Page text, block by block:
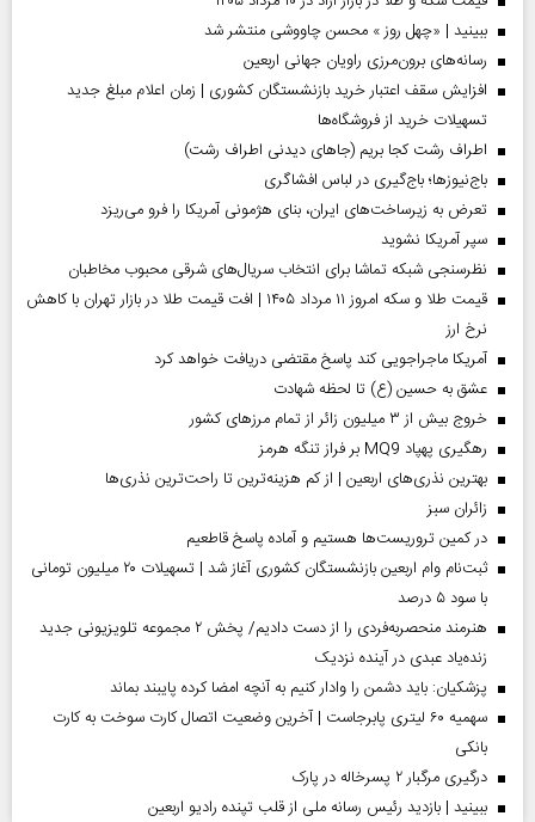
ببینید | «چهل روز » محسن چاووشی منتشر شد
رسانه‌های برون‌مرزی راویان جهانی اربعین
افزایش سقف اعتبار خرید بازنشستگان کشوری | زمان اعلام مبلغ جدید
تسهیلات خرید از فروشگاه‌ها
اطراف رشت کجا بریم (جاهای دیدنی اطراف رشت)
باج‌نیوزها؛ باج‌گیری در لباس افشاگری
تعرض به زیرساخت‌های ایران، بنای هژمونی آمریکا را فرو می‌ریزد
سپر آمریکا نشوید
نظرسنجی شبکه تماشا برای انتخاب سریال‌های شرقی محبوب مخاطبان
قیمت طلا و سکه امروز ۱۱ مرداد ۱۴۰۵ | افت قیمت طلا در بازار تهران با کاهش
نرخ ارز
آمریکا ماجراجویی کند پاسخ مقتضی دریافت خواهد کرد
عشق به حسین (ع) تا لحظه شهادت
خروج بیش از ۳ میلیون زائر از تمام مرز‌های کشور
رهگیری پهپاد MQ9 بر فراز تنگه هرمز
بهترین نذری‌های اربعین | از کم هزینه‌ترین تا راحت‌ترین نذری‌ها
‌زائران سبز
در کمین تروریست‌ها هستیم و آماده پاسخ قاطعیم
ثبت‌نام وام اربعین بازنشستگان کشوری آغاز شد | تسهیلات ۲۰ میلیون تومانی
با سود ۵ درصد
هنرمند منحصر‌به‌فردی را از دست دادیم/ پخش ۲ مجموعه تلویزیونی جدید
زنده‌یاد عبدی در آینده نزدیک
پزشکیان: باید دشمن را وادار کنیم به آنچه امضا کرده پایبند بماند
سهمیه ۶۰ لیتری پابرجاست | آخرین وضعیت اتصال کارت سوخت به کارت
بانکی
درگیری مرگبار ۲ پسرخاله در پارک
ببینید | بازدید رئیس رسانه ملی از قلب تپنده رادیو اربعین